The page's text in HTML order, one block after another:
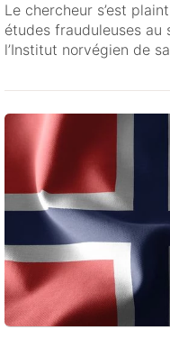
Le chercheur s’est
études frauduleuses au
l’Institut norvégien de